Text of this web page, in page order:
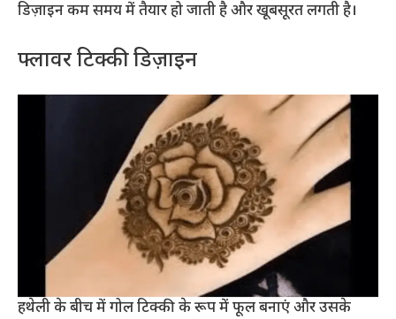
डिज़ाइन कम समय में तैयार हो जाती है और खूबसूरत लगती है।
फ्लावर टिक्की डिज़ाइन
हथेली के बीच में गोल टिक्की के रूप में फूल बनाएं और उसके